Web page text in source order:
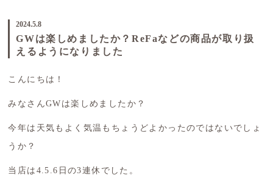
2024.5.8
GWは楽しめましたか？ReFaなどの商品が取り扱
えるようになりました
こんにちは！
みなさんGWは楽しめましたか？
今年は天気もよく気温もちょうどよかったのではないでしょ
うか？
当店は4.5.6日の3連休でした。